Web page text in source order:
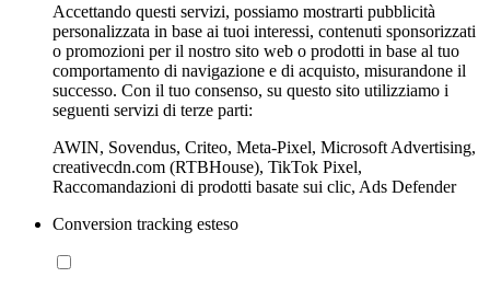
Accettando questi servizi, possiamo mostrarti pubblicità
personalizzata in base ai tuoi interessi, contenuti sponsorizzati
o promozioni per il nostro sito web o prodotti in base al tuo
comportamento di navigazione e di acquisto, misurandone il
successo. Con il tuo consenso, su questo sito utilizziamo i
seguenti servizi di terze parti:
AWIN, Sovendus, Criteo, Meta-Pixel, Microsoft Advertising,
creativecdn.com (RTBHouse), TikTok Pixel,
Raccomandazioni di prodotti basate sui clic, Ads Defender
Conversion tracking esteso